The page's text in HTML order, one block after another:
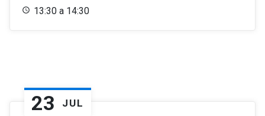
13:30 a 14:30
23 JUL